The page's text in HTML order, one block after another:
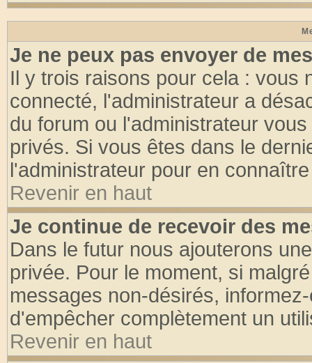
Je ne peux pas envoyer de
Il y trois raisons pour cela : vous
connecté, l'administrateur a
du forum ou l'administrateur
privés. Si vous êtes dans le
l'administrateur pour en
Revenir en haut
Je continue de recevoir des
Dans le futur nous ajouterons
privée. Pour le moment, si
messages non-désirés,
d'empêcher complètement un
Revenir en haut